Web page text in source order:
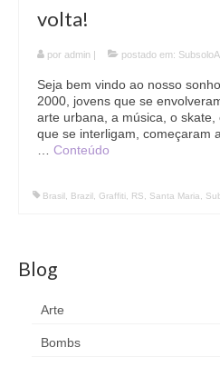
volta!
por admin | postado em:
Seja bem vindo ao nosso
2000, jovens que se
arte urbana, a música, o
que se interligam, começaram
Conteúdo
Brasil Brazil Graffiti RS Santa Maria
Blog
Arte
Bombs